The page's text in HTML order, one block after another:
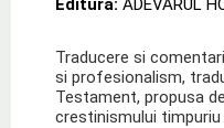
Traducere si
si profesionalism,
Testament, propusa
crestinismului